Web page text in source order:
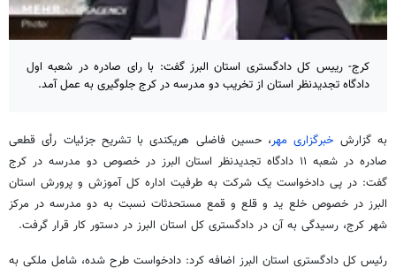
کرج- رییس کل دادگستری استان البرز گفت: با رای صادره در شعبه اول
دادگاه تجدیدنظر استان از تخریب دو مدرسه در کرج جلوگیری به عمل آمد.
به گزارش خبرگزاری مهر، حسین فاضلی هریکندی با تشریح جزئیات رأی قطعی
صادره در شعبه ۱۱ دادگاه تجدیدنظر استان البرز در خصوص دو مدرسه در کرج
گفت: در پی دادخواست یک شرکت به طرفیت اداره کل آموزش و پرورش استان
البرز در خصوص خلع ید و قلع و قمع مستحدثات نسبت به دو مدرسه در مرکز
شهر کرج، رسیدگی به آن در دادگستری کل استان البرز در دستور کار قرار گرفت.
رئیس کل دادگستری استان البرز اضافه کرد: دادخواست طرح شده، شامل ملکی به